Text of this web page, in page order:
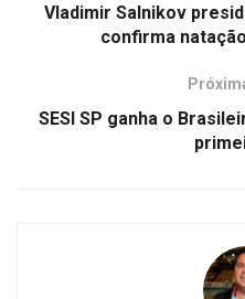
Vladimir Salnikov
confirma
SESI SP ganha o